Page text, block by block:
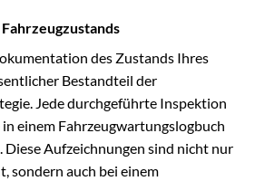
des Zustands Ihres
Bestandteil der
Jede durchgeführte Inspektion
einem Fahrzeugwartungslogbuch
Diese Aufzeichnungen sind nicht nur
sondern auch bei einem